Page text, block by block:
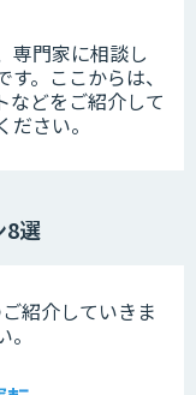
専門家に相談し
。ここからは、
などをご紹介して
さい。
8選
紹介していきま